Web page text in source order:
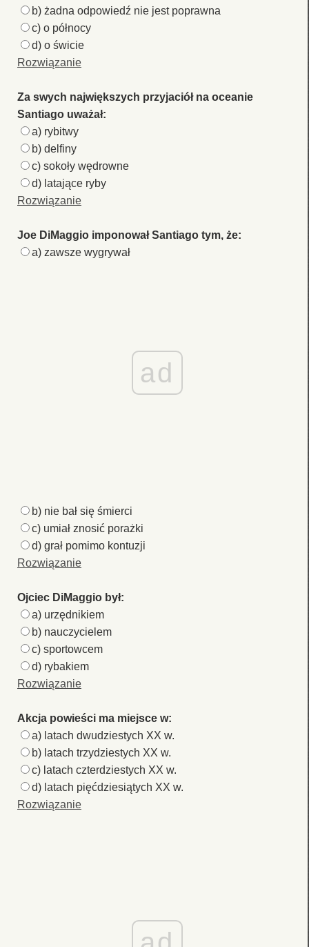
b) żadna odpowiedź nie jest poprawna
c) o północy
d) o świcie
Rozwiązanie
Za swych największych przyjaciół na oceanie
Santiago uważał:
a) rybitwy
b) delfiny
c) sokoły wędrowne
d) latające ryby
Rozwiązanie
Joe DiMaggio imponował Santiago tym, że:
a) zawsze wygrywał
ad
b) nie bał się śmierci
c) umiał znosić porażki
d) grał pomimo kontuzji
Rozwiązanie
Ojciec DiMaggio był:
a) urzędnikiem
b) nauczycielem
c) sportowcem
d) rybakiem
Rozwiązanie
Akcja powieści ma miejsce w:
a) latach dwudziestych XX w.
b) latach trzydziestych XX w.
c) latach czterdziestych XX w.
d) latach pięćdziesiątych XX w.
Rozwiązanie